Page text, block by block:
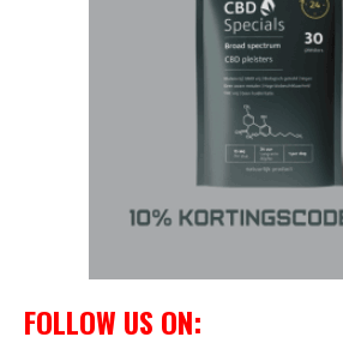
FOLLOW US ON: